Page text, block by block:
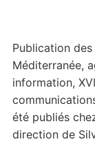
Publication
Méditerranée,
information,
été publiés
direction de